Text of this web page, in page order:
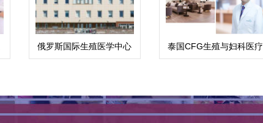
俄罗斯国际生殖医学中心
(ICRM)
泰国CFG生殖与妇科医疗
中心